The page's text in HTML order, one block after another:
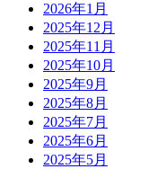
2026年1月
2025年12月
2025年11月
2025年10月
2025年9月
2025年8月
2025年7月
2025年6月
2025年5月